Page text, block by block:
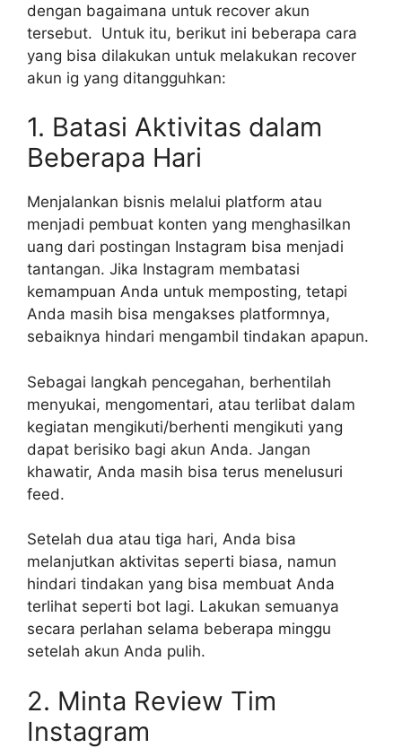
dengan bagaimana untuk recover akun
tersebut. Untuk itu, berikut ini beberapa cara
yang bisa dilakukan untuk melakukan recover
akun ig yang ditangguhkan:
1. Batasi Aktivitas dalam
Beberapa Hari
Menjalankan bisnis melalui platform atau
menjadi pembuat konten yang menghasilkan
uang dari postingan Instagram bisa menjadi
tantangan. Jika Instagram membatasi
kemampuan Anda untuk memposting, tetapi
Anda masih bisa mengakses platformnya,
sebaiknya hindari mengambil tindakan apapun.
Sebagai langkah pencegahan, berhentilah
menyukai, mengomentari, atau terlibat dalam
kegiatan mengikuti/berhenti mengikuti yang
dapat berisiko bagi akun Anda. Jangan
khawatir, Anda masih bisa terus menelusuri
feed.
Setelah dua atau tiga hari, Anda bisa
melanjutkan aktivitas seperti biasa, namun
hindari tindakan yang bisa membuat Anda
terlihat seperti bot lagi. Lakukan semuanya
secara perlahan selama beberapa minggu
setelah akun Anda pulih.
2. Minta Review Tim
Instagram